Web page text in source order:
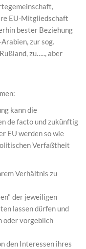
EU-Mitgliedschaft
bester Beziehung
zur sog.
zu….., aber
kann die
de facto und zukünftig
EU werden so wie
Verfaßtheit
Verhältnis zu
der jeweiligen
lassen dürfen und
oder vorgeblich
den Interessen ihres